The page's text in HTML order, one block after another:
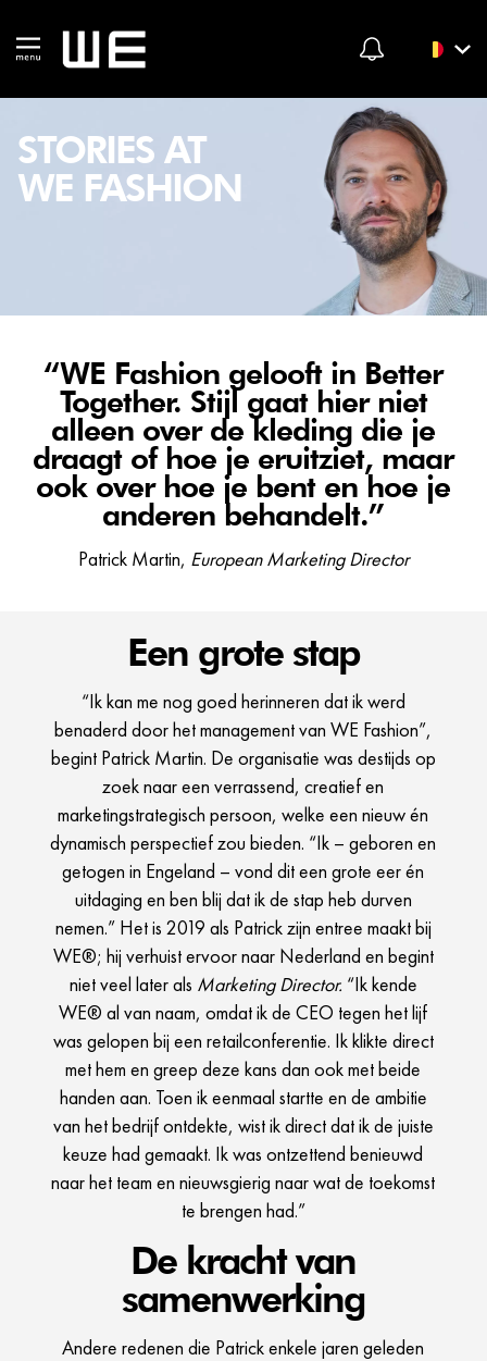
STORIES AT
WE FASHION
“WE Fashion gelooft in Better
Together. Stijl gaat hier niet
alleen over de kleding die je
draagt of hoe je eruitziet, maar
ook over hoe je bent en hoe je
anderen behandelt.”
Patrick Martin, European Marketing Director
Een grote stap
“Ik kan me nog goed herinneren dat ik werd
benaderd door het management van WE Fashion”,
begint Patrick Martin. De organisatie was destijds op
zoek naar een verrassend, creatief en
marketingstrategisch persoon, welke een nieuw én
dynamisch perspectief zou bieden. “Ik – geboren en
getogen in Engeland – vond dit een grote eer én
uitdaging en ben blij dat ik de stap heb durven
nemen.” Het is 2019 als Patrick zijn entree maakt bij
WE®; hij verhuist ervoor naar Nederland en begint
niet veel later als Marketing Director. “Ik kende
WE® al van naam, omdat ik de CEO tegen het lijf
was gelopen bij een retailconferentie. Ik klikte direct
met hem en greep deze kans dan ook met beide
handen aan. Toen ik eenmaal startte en de ambitie
van het bedrijf ontdekte, wist ik direct dat ik de juiste
keuze had gemaakt. Ik was ontzettend benieuwd
naar het team en nieuwsgierig naar wat de toekomst
te brengen had.”
De kracht van
samenwerking
Andere redenen die Patrick enkele jaren geleden